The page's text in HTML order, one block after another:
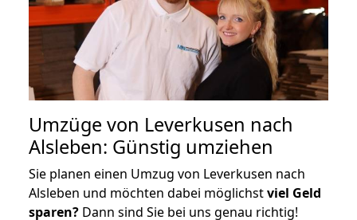
Umzüge von Leverkusen nach
Alsleben: Günstig umziehen
Sie planen einen Umzug von Leverkusen nach
Alsleben und möchten dabei möglichstviel Geld
sparen? Dann sind Sie bei uns genau richtig!